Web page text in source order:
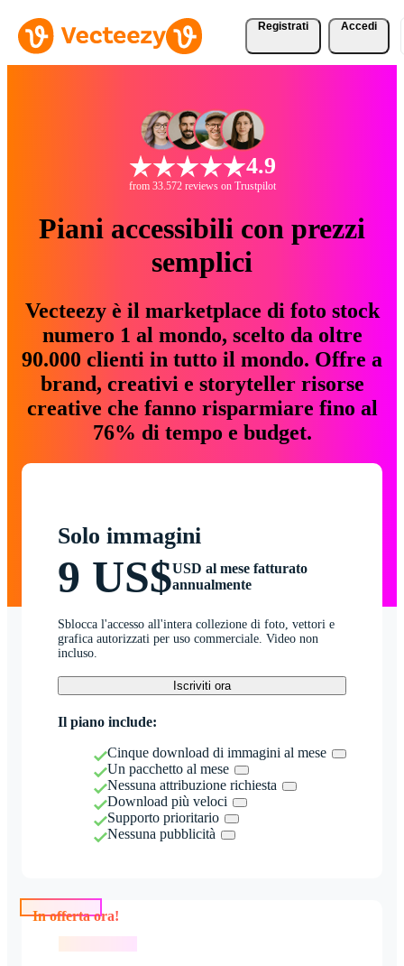
Registrati Accedi
4.9
from 33.572 reviews on Trustpilot
Piani accessibili con prezzi
semplici
Vecteezy è il marketplace di foto stock
numero 1 al mondo, scelto da oltre
90.000 clienti in tutto il mondo. Offre a
brand, creativi e storyteller risorse
creative che fanno risparmiare fino al
76% di tempo e budget.
Solo immagini
9 US$USD al mese fatturato
annualmente
Sblocca l'accesso all'intera collezione di foto, vettori e
grafica autorizzati per uso commerciale. Video non
incluso.
Iscriviti ora
Il piano include:
Cinque download di immagini al mese
Un pacchetto al mese
Nessuna attribuzione richiesta
Download più veloci
Supporto prioritario
Nessuna pubblicità